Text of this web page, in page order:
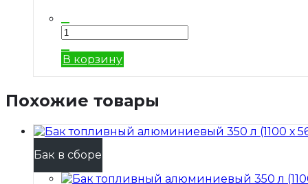
В корзину
Похожие товары
Бак в сборе